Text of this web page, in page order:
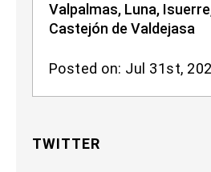
Valpalmas, Luna,
Castejón de Valdejasa
Posted on: Jul 31st,
TWITTER